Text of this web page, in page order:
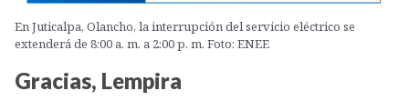
En Juticalpa, Olancho, la interrupción del servicio eléctrico se
extenderá de 8:00 a. m. a 2:00 p. m. Foto: ENEE
Gracias, Lempira